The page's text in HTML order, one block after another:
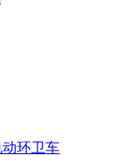
环卫车